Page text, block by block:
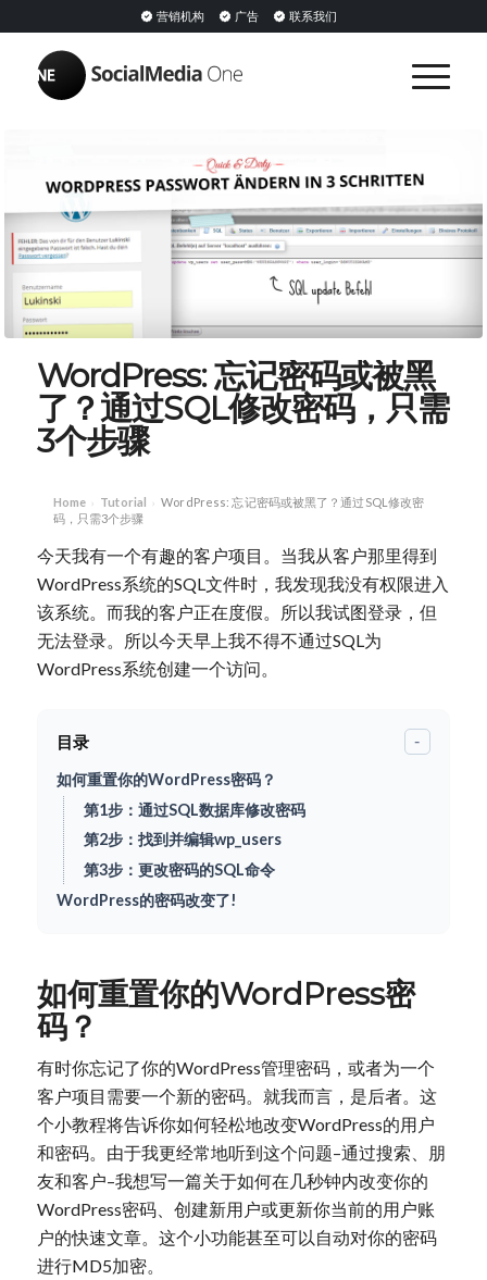
营销机构 广告 联系我们
WordPress: 忘记密码或被黑
了？通过SQL修改密码，只需
3个步骤
Home › Tutorial › WordPress: 忘记密码或被黑了？通过SQL修改密
码，只需3个步骤
今天我有一个有趣的客户项目。当我从客户那里得到
WordPress系统的SQL文件时，我发现我没有权限进入
该系统。而我的客户正在度假。所以我试图登录，但
无法登录。所以今天早上我不得不通过SQL为
WordPress系统创建一个访问。
目录 -
如何重置你的WordPress密码？
第1步：通过SQL数据库修改密码
第2步：找到并编辑wp_users
第3步：更改密码的SQL命令
WordPress的密码改变了!
如何重置你的WordPress密
码？
有时你忘记了你的WordPress管理密码，或者为一个
客户项目需要一个新的密码。就我而言，是后者。这
个小教程将告诉你如何轻松地改变WordPress的用户
和密码。由于我更经常地听到这个问题–通过搜索、朋
友和客户–我想写一篇关于如何在几秒钟内改变你的
WordPress密码、创建新用户或更新你当前的用户账
户的快速文章。这个小功能甚至可以自动对你的密码
进行MD5加密。